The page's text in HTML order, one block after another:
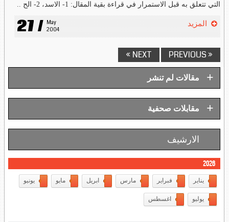
التي تتعلق به قبل الاستمرار في قراءة بقية المقال: 1- الاسد، 2- الح ..
27 / May
2004
المزيد
« PREVIOUS
NEXT »
مقالات لم تنشر +
مقابلات صحفية +
الارشيف
2026
يناير فبراير مارس ابريل مايو يونيو
يوليو اغسطس